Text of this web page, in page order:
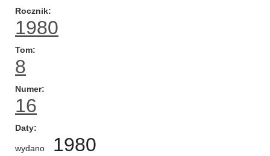
Rocznik
1980
Tom
8
Numer
16
Daty
wydano 1980